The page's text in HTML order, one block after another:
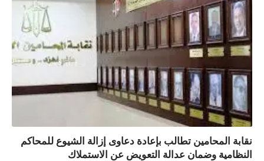
نقابة المحامين تطالب بإعادة دعاوى إزالة الشيوع للمحاكم
النظامية وضمان عدالة التعويض عن الاستملاك